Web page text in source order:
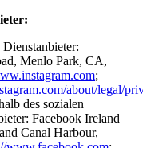
Menlo Park, CA,
;
about/legal/
des sozialen
Facebook Ireland
Canal Harbour,